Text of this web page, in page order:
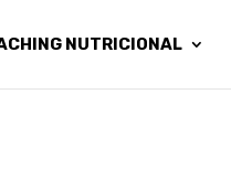
NUTRICIONAL